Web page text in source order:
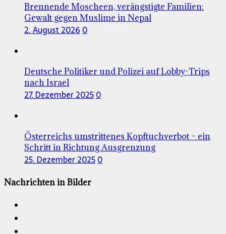
Brennende Moscheen, verängstigte Familien:
Gewalt gegen Muslime in Nepal
2. August 2026 0
Deutsche Politiker und Polizei auf Lobby-Trips
nach Israel
27. Dezember 20250
Österreichs umstrittenes Kopftuchverbot – ein
Schritt in Richtung Ausgrenzung
25. Dezember 20250
Nachrichten in Bilder